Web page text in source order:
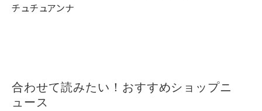
チュチュアンナ
合わせて読みたい！おすすめショップニ
ュース